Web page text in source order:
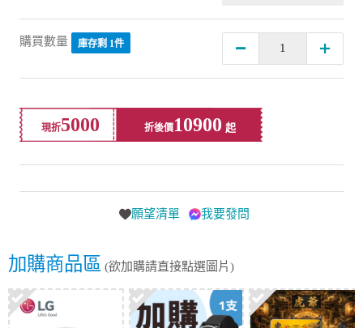
購買數量 庫存剩 1件
現折5000 折後價10900
願望清單 我要發問
加購商品區 (欲加購請直接點選圖片)